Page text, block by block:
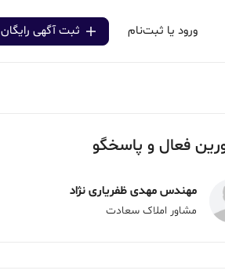
ورود یا ثبت‌نام ثبت آگهی رایگان
فعال و پاسخگو
مهندس مهدی ظفریاری نژاد
مشاور املاک سعادت